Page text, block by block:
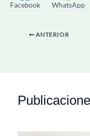
Facebook WhatsApp
ANTERIOR